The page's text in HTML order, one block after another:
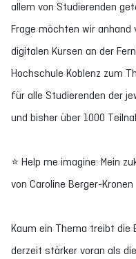
allem von Studierenden
Frage möchten wir anhand
digitalen Kursen an der
Hochschule Koblenz zum
für alle Studierenden der
und bisher über 1000
⭐ Help me imagine: Mein
von Caroline Berger-Kronen
Kaum ein Thema treibt die
derzeit stärker voran als